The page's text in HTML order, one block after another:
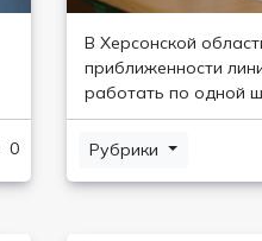
0
В Херсонской
приближенности
работать по одной
Рубрики